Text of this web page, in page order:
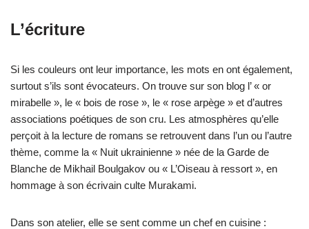
L’écriture
Si les couleurs ont leur importance, les mots en ont également,
surtout s’ils sont évocateurs. On trouve sur son blog l’ « or
mirabelle », le « bois de rose », le « rose arpège » et d’autres
associations poétiques de son cru. Les atmosphères qu’elle
perçoit à la lecture de romans se retrouvent dans l’un ou l’autre
thème, comme la « Nuit ukrainienne » née de la Garde de
Blanche de Mikhail Boulgakov ou « L’Oiseau à ressort », en
hommage à son écrivain culte Murakami.
Dans son atelier, elle se sent comme un chef en cuisine :